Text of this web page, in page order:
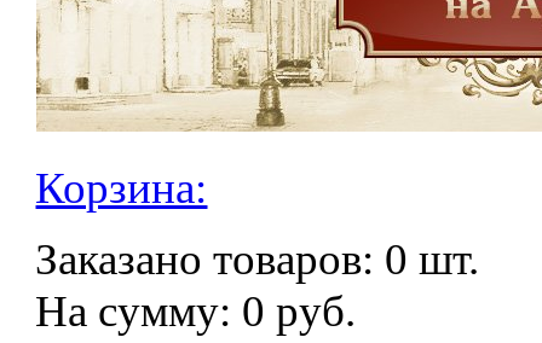
Корзина:
Заказано товаров: 0 шт.
На сумму: 0 руб.